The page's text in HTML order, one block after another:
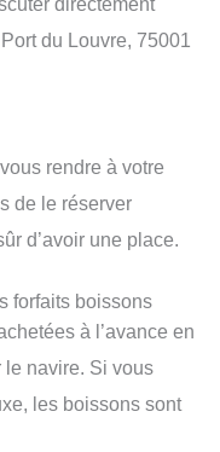
du Louvre, 75001
rendre à votre
de le réserver
d’avoir une place.
forfaits boissons
à l’avance en
le navire. Si vous
les boissons sont